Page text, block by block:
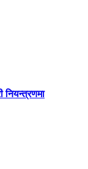
नियन्त्रणमा